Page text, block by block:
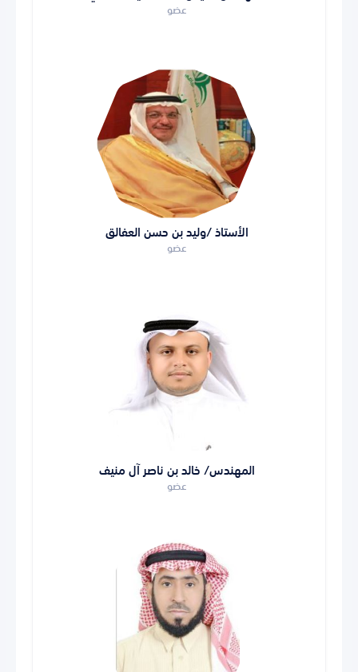
عضو
الأستاذ /وليد بن حسن العفالق
عضو
المهندس/ خالد بن ناصر آل منيف
عضو